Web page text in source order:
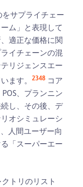
サプライチェー
ム」と表現して
適正な価格に関
イチェーンの混
リジェンスエー
ます。 2348 コア
、プランニン
し、その後、デ
オシミュレーシ
人間ユーザー向
「スーパーエー
トリのリスト